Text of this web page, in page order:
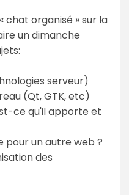
chat organisé » sur la
un dimanche
serveur)
(Qt, GTK, etc)
ce qu'il apporte et
pour un autre web ?
des